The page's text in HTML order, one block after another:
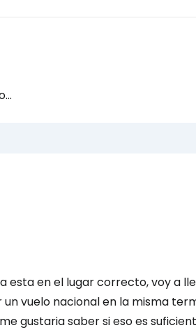
esta en el lugar correcto, voy a
vuelo nacional en la misma
gustaria saber si eso es
en Cestee
con Facebook